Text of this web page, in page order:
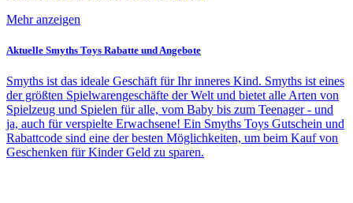
Mehr anzeigen
Aktuelle Smyths Toys Rabatte und Angebote
Smyths ist das ideale Geschäft für Ihr inneres Kind. Smyths ist eines
der größten Spielwarengeschäfte der Welt und bietet alle Arten von
Spielzeug und Spielen für alle, vom Baby bis zum Teenager - und
ja, auch für verspielte Erwachsene! Ein Smyths Toys Gutschein und
Rabattcode sind eine der besten Möglichkeiten, um beim Kauf von
Geschenken für Kinder Geld zu sparen.